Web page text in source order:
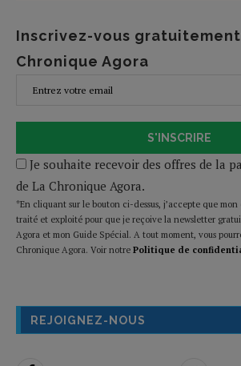
Inscrivez-vous gratuitement
Chronique Agora
S'INSCRIRE
Je souhaite recevoir des offres de la
de La Chronique Agora.
*En cliquant sur le bouton ci-dessus, j’accepte que mon
traité et exploité pour que je reçoive la newsletter
Agora et mon Guide Spécial. A tout moment, vous
Chronique Agora. Voir notre Politique de
REJOIGNEZ-NOUS